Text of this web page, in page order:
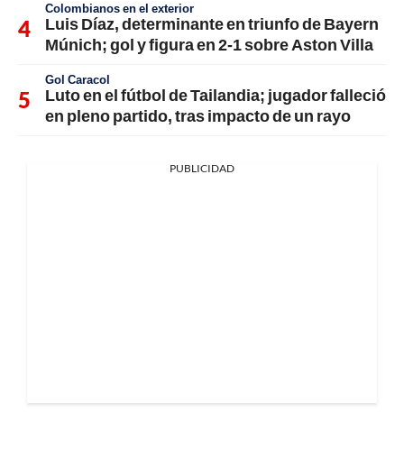
Colombianos en el exterior
Luis Díaz, determinante en triunfo de Bayern
Múnich; gol y figura en 2-1 sobre Aston Villa
Gol Caracol
Luto en el fútbol de Tailandia; jugador falleció
en pleno partido, tras impacto de un rayo
PUBLICIDAD